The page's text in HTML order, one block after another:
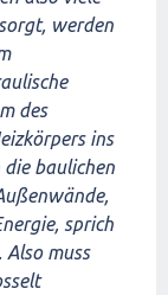
werden
des
ins
die baulichen
sprich
Also muss